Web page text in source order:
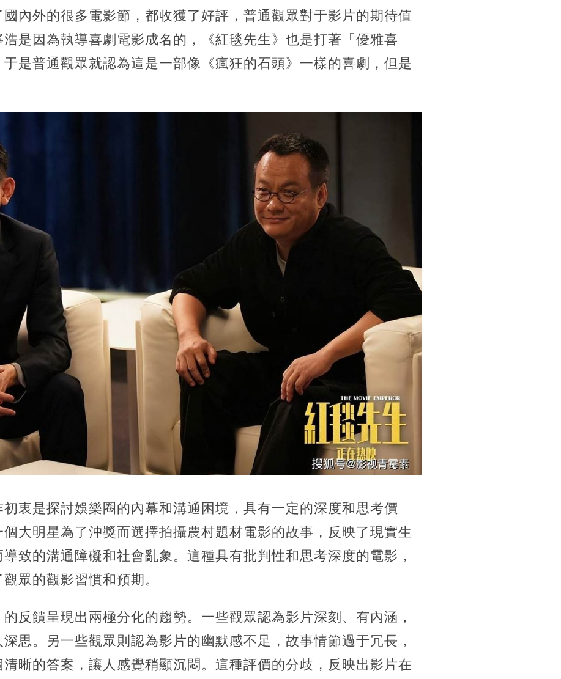
國內外的很多電影節，都收獲了好評，普通觀眾對于影片的期待值
是因為執導喜劇電影成名的，《紅毯先生》也是打著「優雅喜
是普通觀眾就認為這是一部像《瘋狂的石頭》一樣的喜劇，但是
初衷是探討娛樂圈的內幕和溝通困境，具有一定的深度和思考價
大明星為了沖獎而選擇拍攝農村題材電影的故事，反映了現實生
致的溝通障礙和社會亂象。這種具有批判性和思考深度的電影，
眾的觀影習慣和預期。
反饋呈現出兩極分化的趨勢。一些觀眾認為影片深刻、有內涵，
思。另一些觀眾則認為影片的幽默感不足，故事情節過于冗長，
清晰的答案，讓人感覺稍顯沉悶。這種評價的分歧，反映出影片在